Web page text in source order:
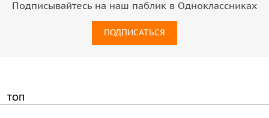
Подписывайтесь на наш паблик в Одноклассниках
ПОДПИСАТЬСЯ
ТОП